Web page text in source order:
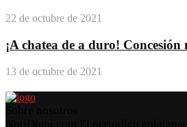
22 de octubre de 2021
¡A chatea de a duro!
13 de octubre de 2021